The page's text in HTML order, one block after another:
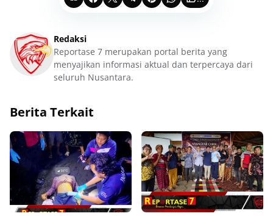
Redaksi
Reportase 7 merupakan portal berita yang
menyajikan informasi aktual dan terpercaya dari
seluruh Nusantara.
Berita Terkait